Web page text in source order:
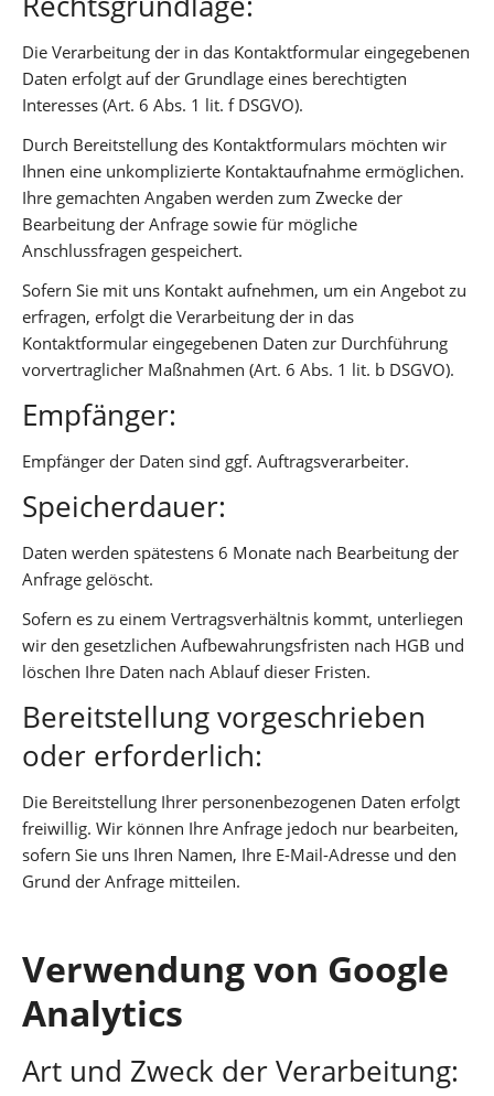
Die Verarbeitung der in das Kontaktformular eingegebenen
Daten erfolgt auf der Grundlage eines berechtigten
Interesses (Art. 6 Abs. 1 lit. f DSGVO).
Durch Bereitstellung des Kontaktformulars möchten wir
Ihnen eine unkomplizierte Kontaktaufnahme ermöglichen.
Ihre gemachten Angaben werden zum Zwecke der
Bearbeitung der Anfrage sowie für mögliche
Anschlussfragen gespeichert.
Sofern Sie mit uns Kontakt aufnehmen, um ein Angebot zu
erfragen, erfolgt die Verarbeitung der in das
Kontaktformular eingegebenen Daten zur Durchführung
vorvertraglicher Maßnahmen (Art. 6 Abs. 1 lit. b DSGVO).
Empfänger:
Empfänger der Daten sind ggf. Auftragsverarbeiter.
Speicherdauer:
Daten werden spätestens 6 Monate nach Bearbeitung der
Anfrage gelöscht.
Sofern es zu einem Vertragsverhältnis kommt, unterliegen
wir den gesetzlichen Aufbewahrungsfristen nach HGB und
löschen Ihre Daten nach Ablauf dieser Fristen.
Bereitstellung vorgeschrieben
oder erforderlich:
Die Bereitstellung Ihrer personenbezogenen Daten erfolgt
freiwillig. Wir können Ihre Anfrage jedoch nur bearbeiten,
sofern Sie uns Ihren Namen, Ihre E-Mail-Adresse und den
Grund der Anfrage mitteilen.
Verwendung von Google
Analytics
Art und Zweck der Verarbeitung: